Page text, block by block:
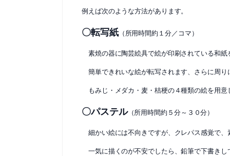
例えば次のような方法があります。
〇転写紙（所用時間約１分／コマ）
素焼の器に陶芸絵具で絵が印刷されている和
簡単できれいな絵が転写されます、さらに周
もみじ・メダカ・麦・桔梗の４種類の絵を用意
〇パステル（所用時間約５分～３０分）
細かい絵には不向きですが、クレパス感覚で
一気に描くのが不安でしたら、鉛筆で下書き